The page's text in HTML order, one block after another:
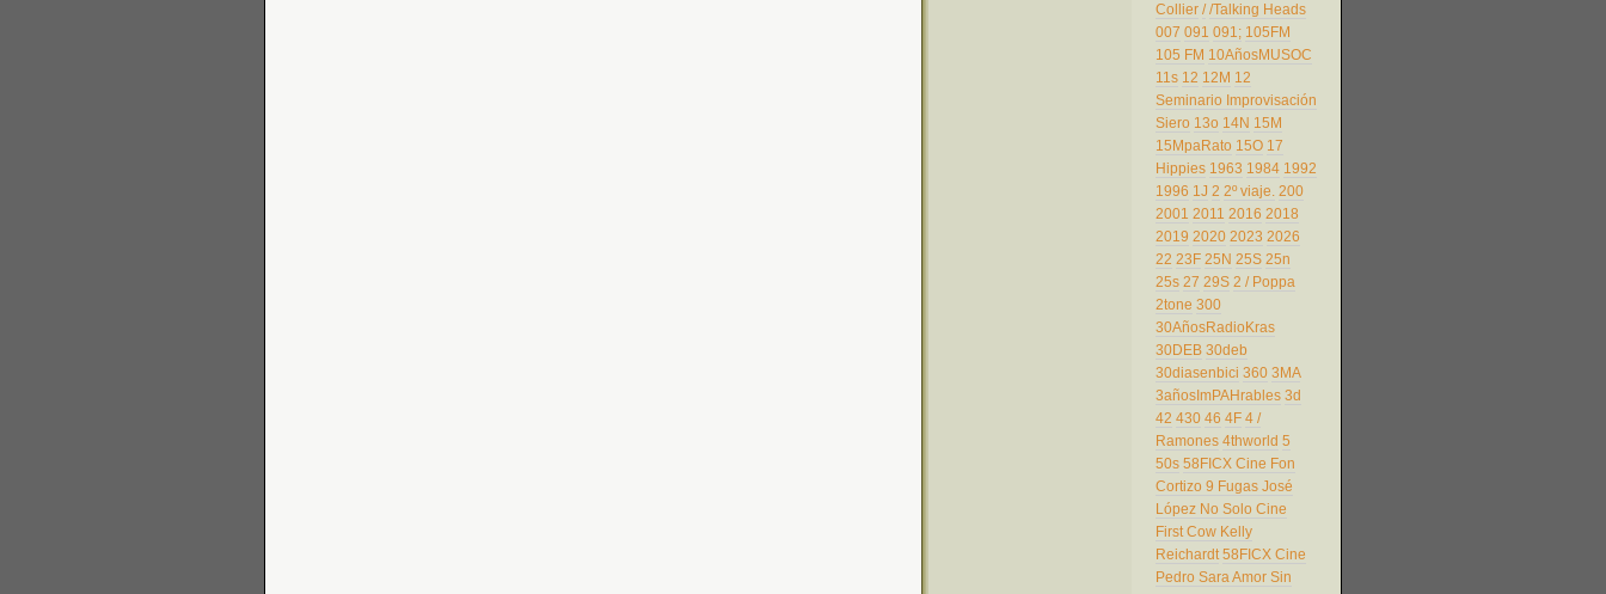
Collier / /Talking Heads
007 091 091; 105FM
105 FM 10AñosMUSOC
11s 12 12M 12
Seminario Improvisación
Siero 13o 14N 15M
15MpaRato 15O 17
Hippies 1963 1984 1992
1996 1J 2 2º viaje. 200
2001 2011 2016 2018
2019 2020 2023 2026
22 23F 25N 25S 25n
25s 27 29S 2 / Poppa
2tone 300
30AñosRadioKras
30DEB 30deb
30diasenbici 360 3MA
3añosImPAHrables 3d
42 430 46 4F 4 /
Ramones 4thworld 5
50s 58FICX Cine Fon
Cortizo 9 Fugas José
López No Solo Cine
First Cow Kelly
Reichardt 58FICX Cine
Pedro Sara Amor Sin